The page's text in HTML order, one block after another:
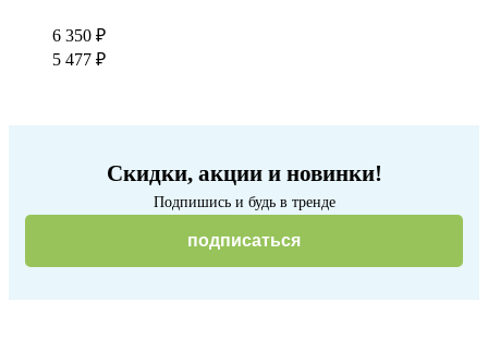
6 350 ₽
5 477 ₽
Скидки, акции и новинки!
Подпишись и будь в тренде
подписаться